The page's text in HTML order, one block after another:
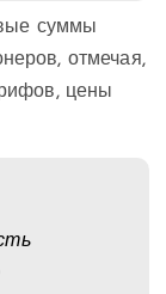
суммы
отмечая,
цены